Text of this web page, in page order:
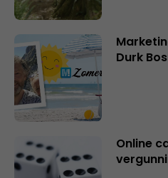
Durk
Online